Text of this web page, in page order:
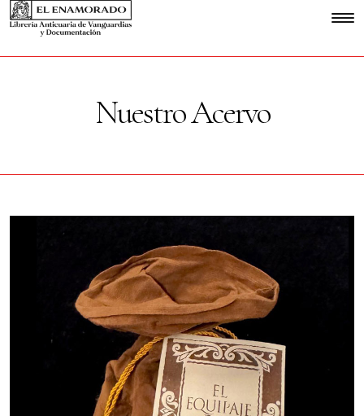
Nuestro Acervo